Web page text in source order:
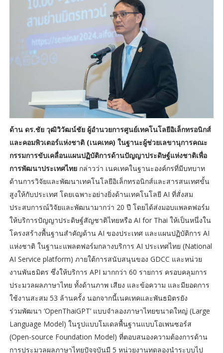
ด้าน ดร.ชัย วุฒิวิวัฒน์ชัย ผู้อำนวยการศูนย์เทคโนโลยีอิเล็กทรอนิกส์
และคอมพิวเตอร์แห่งชาติ (เนคเทค) ในฐานะผู้ช่วยเลขานุการคณะ
กรรมการขับเคลื่อนแผนปฏิบัติการด้านปัญญาประดิษฐ์แห่งชาติเพื่อ
การพัฒนาประเทศไทยกล่าวว่า เนคเทคในฐานะองค์กรที่มีบทบาท
ด้านการวิจัยและพัฒนาเทคโนโลยีอิเล็กทรอนิกส์และสารสนเทศขั้น
สูงให้กับประเทศ โดยเฉพาะอย่างยิ่งด้านเทคโนโลยี AI ที่สั่งสม
ประสบการณ์วิจัยและพัฒนามากว่า 20 ปี โดยได้ส่งมอบแพลตฟอร์ม
ให้บริการปัญญาประดิษฐ์สัญชาติไทยหรือ AI for Thai ให้เป็นหนึ่งใน
โครงสร้างพื้นฐานสำคัญด้าน AI ของประเทศ และแผนปฏิบัติการ AI
แห่งชาติ ในฐานะแพลตฟอร์มกลางบริการ AI ประเทศไทย (National
AI Service platform) ภายใต้การสนับสนุนของ GDCC และหน่วย
งานพันธมิตร ซึ่งให้บริการ API มากกว่า 60 รายการ ครอบคลุมการ
ประมวลผลภาษาไทย ทั้งด้านภาพ เสียง และข้อความ และมียอดการ
ใช้งานสะสม 53 ล้านครั้ง นอกจากนี้เนคเทคและพันธมิตรยัง
ร่วมพัฒนา ‘OpenThaiGPT’ แบบจำลองภาษาไทยขนาดใหญ่ (Large
Language Model) ในรูปแบบโมเดลพื้นฐานแบบโอเพนซอร์ส
(Open-source Foundation Model) ที่ตอบสนองความต้องการด้าน
การประมวลผลภาษาไทยปัจจุบันมี 5 หน่วยงานทดลองนำระบบไป